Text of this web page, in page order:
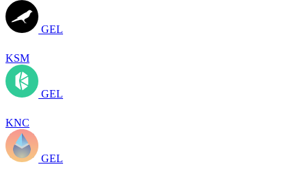
GEL
KSM
GEL
KNC
GEL